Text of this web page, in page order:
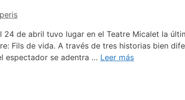
24 de abril tuvo lugar en el Teatre Micalet la
Fils de vida. A través de tres historias bien
espectador se adentra … Leer más